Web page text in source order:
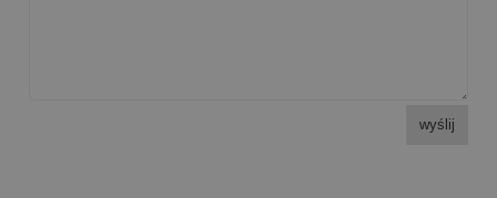
wyślij